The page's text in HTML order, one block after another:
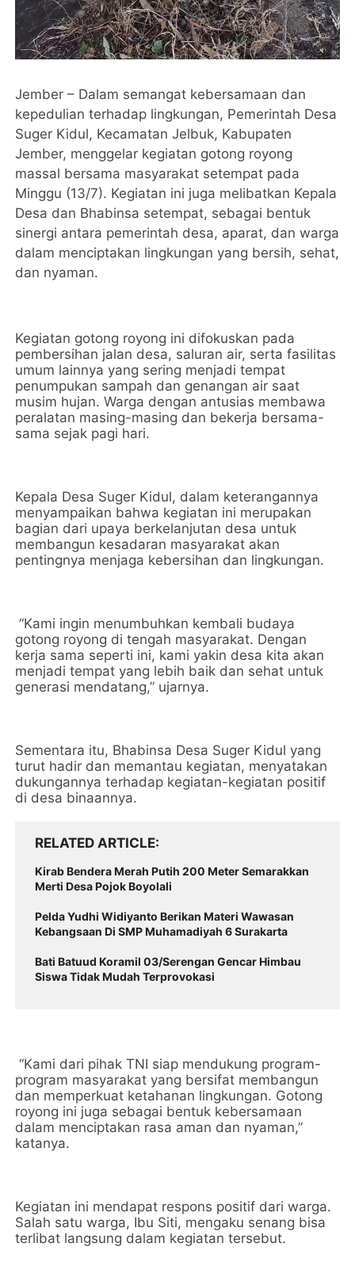
Jember – Dalam semangat kebersamaan dan
kepedulian terhadap lingkungan, Pemerintah Desa
Suger Kidul, Kecamatan Jelbuk, Kabupaten
Jember, menggelar kegiatan gotong royong
massal bersama masyarakat setempat pada
Minggu (13/7). Kegiatan ini juga melibatkan Kepala
Desa dan Bhabinsa setempat, sebagai bentuk
sinergi antara pemerintah desa, aparat, dan warga
dalam menciptakan lingkungan yang bersih, sehat,
dan nyaman.
Kegiatan gotong royong ini difokuskan pada
pembersihan jalan desa, saluran air, serta fasilitas
umum lainnya yang sering menjadi tempat
penumpukan sampah dan genangan air saat
musim hujan. Warga dengan antusias membawa
peralatan masing-masing dan bekerja bersama-
sama sejak pagi hari.
Kepala Desa Suger Kidul, dalam keterangannya
menyampaikan bahwa kegiatan ini merupakan
bagian dari upaya berkelanjutan desa untuk
membangun kesadaran masyarakat akan
pentingnya menjaga kebersihan dan lingkungan.
“Kami ingin menumbuhkan kembali budaya
gotong royong di tengah masyarakat. Dengan
kerja sama seperti ini, kami yakin desa kita akan
menjadi tempat yang lebih baik dan sehat untuk
generasi mendatang,” ujarnya.
Sementara itu, Bhabinsa Desa Suger Kidul yang
turut hadir dan memantau kegiatan, menyatakan
dukungannya terhadap kegiatan-kegiatan positif
di desa binaannya.
RELATED ARTICLE
Kirab Bendera Merah Putih 200 Meter Semarakkan
Merti Desa Pojok Boyolali
Pelda Yudhi Widiyanto Berikan Materi Wawasan
Kebangsaan Di SMP Muhamadiyah 6 Surakarta
Bati Batuud Koramil 03/Serengan Gencar Himbau
Siswa Tidak Mudah Terprovokasi
“Kami dari pihak TNI siap mendukung program-
program masyarakat yang bersifat membangun
dan memperkuat ketahanan lingkungan. Gotong
royong ini juga sebagai bentuk kebersamaan
dalam menciptakan rasa aman dan nyaman,”
katanya.
Kegiatan ini mendapat respons positif dari warga.
Salah satu warga, Ibu Siti, mengaku senang bisa
terlibat langsung dalam kegiatan tersebut.